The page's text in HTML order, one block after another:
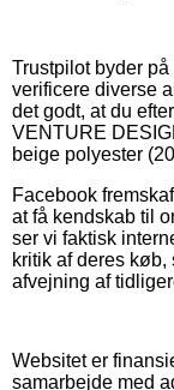
Trustpilot byder
verificere diverse
det godt, at du
VENTURE
beige polyester
Facebook
at få kendskab til
ser vi faktisk
kritik af deres køb,
afvejning af
Websitet er
samarbejde med